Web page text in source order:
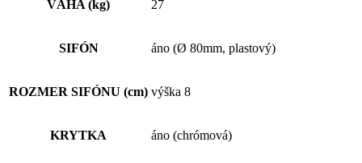
VÁHA (kg) 27
SIFÓN áno (Ø 80mm, plastový)
ROZMER SIFÓNU (cm) výška 8
KRYTKA áno (chrómová)